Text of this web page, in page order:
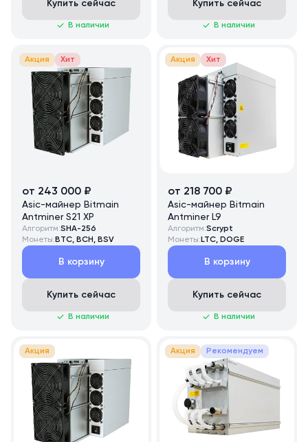
Купить сейчас
В наличии
Купить сейчас
В наличии
Акция Хит
от 243 000 ₽
Asic-майнер Bitmain
Antminer S21 XP
Алгоритм:SHA-256
Монеты: BTC, BCH, BSV
В корзину
Купить сейчас
В наличии
Акция Хит
от 218 700 ₽
Asic-майнер Bitmain
Antminer L9
Алгоритм:Scrypt
Монеты: LTC, DOGE
В корзину
Купить сейчас
В наличии
Акция Акция Рекомендуем